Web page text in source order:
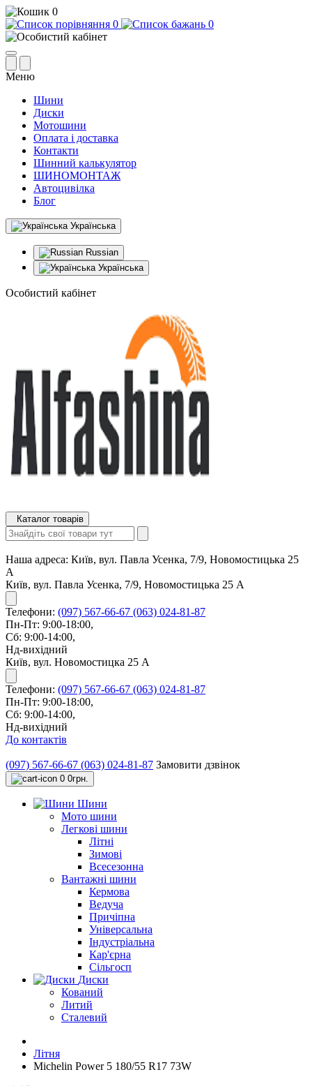
0
0
0
Меню
Шини
Диски
Мотошини
Оплата і доставка
Контакти
Шинний калькулятор
ШИНОМОНТАЖ
Автоцивілка
Блог
Українська
Russian
Українська
Особистий кабінет
Каталог товарів
Наша адреса: Київ, вул. Павла Усенка, 7/9, Новомостицька 25
А
Київ, вул. Павла Усенка, 7/9, Новомостицька 25 А
Телефони: (097) 567-66-67 (063) 024-81-87
Пн-Пт: 9:00-18:00,
Сб: 9:00-14:00,
Нд-вихідний
Київ, вул. Новомостицка 25 А
Телефони: (097) 567-66-67 (063) 024-81-87
Пн-Пт: 9:00-18:00,
Сб: 9:00-14:00,
Нд-вихідний
До контактів
(097) 567-66-67 (063) 024-81-87 Замовити дзвінок
0 0грн.
Шини
Мото шини
Легкові шини
Літні
Зимові
Всесезонна
Вантажні шини
Кермова
Ведуча
Причіпна
Універсальна
Індустріальна
Кар'єрна
Сільгосп
Диски
Кований
Литий
Сталевий
Літня
Michelin Power 5 180/55 R17 73W